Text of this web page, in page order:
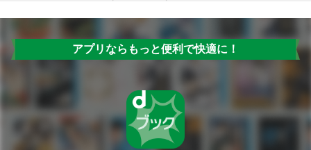
アプリならもっと便利で快適に！